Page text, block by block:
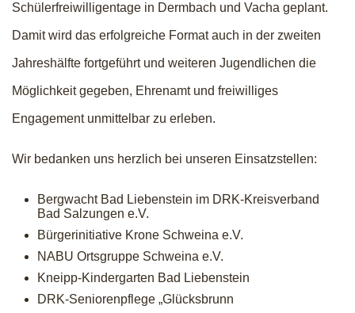
Schülerfreiwilligentage in Dermbach und Vacha geplant.
Damit wird das erfolgreiche Format auch in der zweiten
Jahreshälfte fortgeführt und weiteren Jugendlichen die
Möglichkeit gegeben, Ehrenamt und freiwilliges
Engagement unmittelbar zu erleben.
Wir bedanken uns herzlich bei unseren Einsatzstellen:
Bergwacht Bad Liebenstein im DRK-Kreisverband
Bad Salzungen e.V.
Bürgerinitiative Krone Schweina e.V.
NABU Ortsgruppe Schweina e.V.
Kneipp-Kindergarten Bad Liebenstein
DRK-Seniorenpflege „Glücksbrunn